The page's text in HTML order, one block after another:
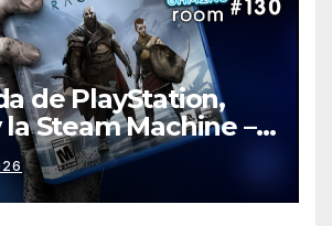
de PlayStation,
la Steam Machine –
#130